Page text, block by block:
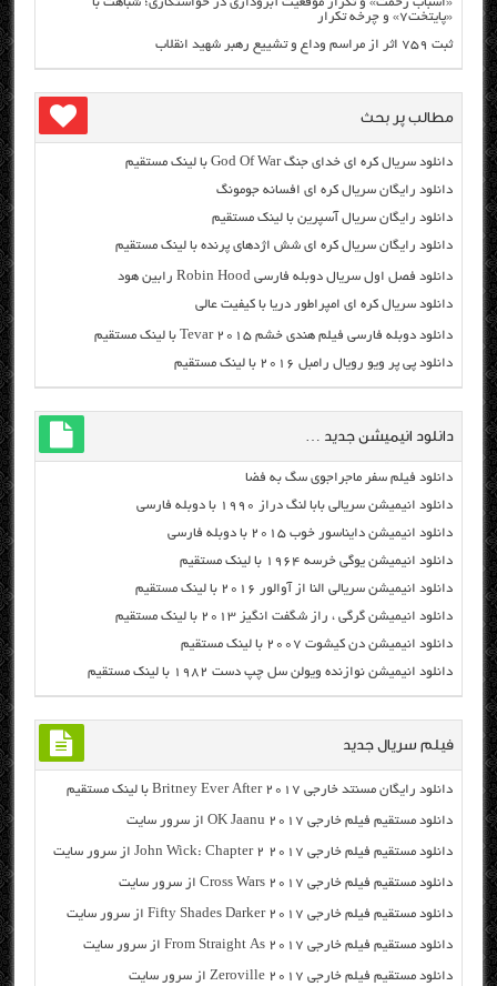
«اسباب زحمت» و تکرار موقعیت آبروداری در خواستگاری؛ شباهت با
«پایتخت۷» و چرخه تکرار
ثبت ۷۵۹ اثر از مراسم وداع و تشییع رهبر شهید انقلاب
مطالب پر بحث
دانلود سریال کره ای خدای جنگ God Of War با لینک مستقیم
دانلود رایگان سریال کره ای افسانه جومونگ
دانلود رایگان سریال آسپرین با لینک مستقیم
دانلود رایگان سریال کره ای شش اژدهای پرنده با لینک مستقیم
دانلود فصل اول سریال دوبله فارسی Robin Hood رابین هود
دانلود سریال کره ای امپراطور دریا با کیفیت عالی
دانلود دوبله فارسی فیلم هندی خشم Tevar ۲۰۱۵ با لینک مستقیم
دانلود پی پر ویو رویال رامبل ۲۰۱۶ با لینک مستقیم
دانلود انیمیشن جدید …
دانلود فیلم سفر ماجراجوی سگ به فضا
دانلود انیمیشن سریالی بابا لنگ دراز ۱۹۹۰ با دوبله فارسی
دانلود انیمیشن دایناسور خوب ۲۰۱۵ با دوبله فارسی
دانلود انیمیشن یوگی خرسه ۱۹۶۴ با لینک مستقیم
دانلود انیمیشن سریالی النا از آوالور ۲۰۱۶ با لینک مستقیم
دانلود انیمیشن گرگی ، راز شگفت انگیز ۲۰۱۳ با لینک مستقیم
دانلود انیمیشن دن کیشوت ۲۰۰۷ با لینک مستقیم
دانلود انیمیشن نوازنده ویولن سل چپ دست ۱۹۸۲ با لینک مستقیم
فیلم سریال جدید
دانلود رایگان مسنتد خارجی Britney Ever After 2017 با لینک مستقیم
دانلود مستقیم فیلم خارجی OK Jaanu 2017 از سرور سایت
دانلود مستقیم فیلم خارجی John Wick: Chapter 2 2017 از سرور سایت
دانلود مستقیم فیلم خارجی Cross Wars 2017 از سرور سایت
دانلود مستقیم فیلم خارجی Fifty Shades Darker 2017 از سرور سایت
دانلود مستقیم فیلم خارجی From Straight As 2017 از سرور سایت
دانلود مستقیم فیلم خارجی Zeroville 2017 از سرور سایت